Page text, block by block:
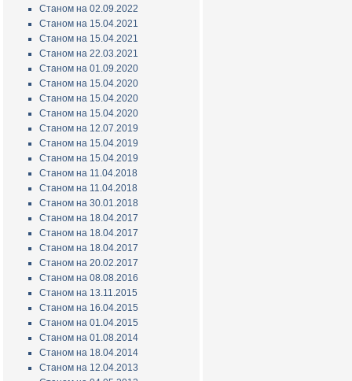
Станом на 02.09.2022
Станом на 15.04.2021
Станом на 15.04.2021
Станом на 22.03.2021
Станом на 01.09.2020
Станом на 15.04.2020
Станом на 15.04.2020
Станом на 15.04.2020
Станом на 12.07.2019
Станом на 15.04.2019
Станом на 15.04.2019
Станом на 11.04.2018
Станом на 11.04.2018
Станом на 30.01.2018
Станом на 18.04.2017
Станом на 18.04.2017
Станом на 18.04.2017
Станом на 20.02.2017
Станом на 08.08.2016
Станом на 13.11.2015
Станом на 16.04.2015
Станом на 01.04.2015
Станом на 01.08.2014
Станом на 18.04.2014
Станом на 12.04.2013